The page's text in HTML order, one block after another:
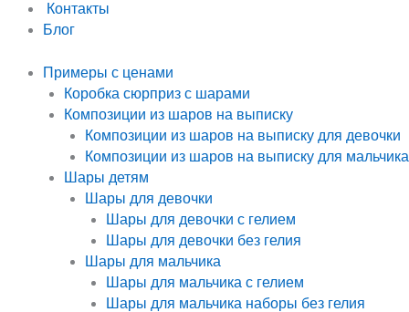
Контакты
Блог
Примеры с ценами
Коробка сюрприз с шарами
Композиции из шаров на выписку
Композиции из шаров на выписку для девочки
Композиции из шаров на выписку для мальчика
Шары детям
Шары для девочки
Шары для девочки с гелием
Шары для девочки без гелия
Шары для мальчика
Шары для мальчика с гелием
Шары для мальчика наборы без гелия